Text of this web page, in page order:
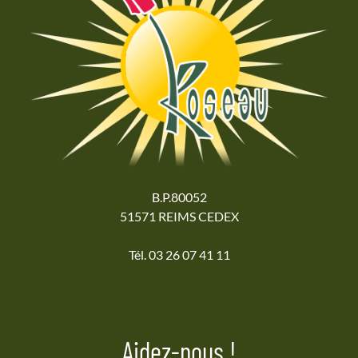
B.P.80052
51571 REIMS CEDEX
Tél. 03 26 07 41 11
Aidez-nous !